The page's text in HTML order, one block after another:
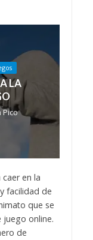
LA
Pico
en la
facilidad de
que se
online.
de